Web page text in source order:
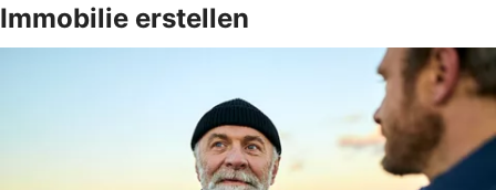
Immobilie erstellen